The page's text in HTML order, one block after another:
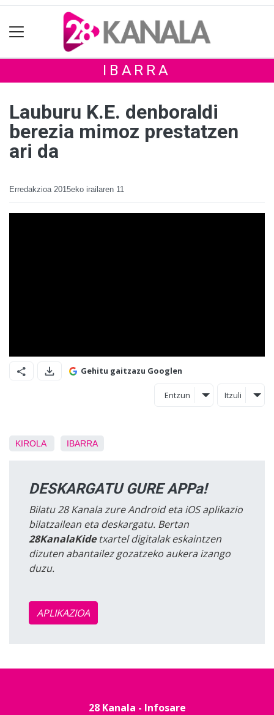
IBARRA
Lauburu K.E. denboraldi
berezia mimoz prestatzen
ari da
Erredakzioa 2015eko irailaren 11
Gehitu gaitzazu Googlen
Entzun Itzuli
KIROLA IBARRA
DESKARGATU GURE APPa!
Bilatu 28 Kanala zure Android eta iOS aplikazio
bilatzailean eta deskargatu. Bertan
28KanalaKidetxartel digitalak eskaintzen
dizuten abantailez gozatzeko aukera izango
duzu.
APLIKAZIOA
28 Kanala - Infosare